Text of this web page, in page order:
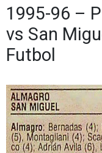
1995-96 –
vs San
Futbol